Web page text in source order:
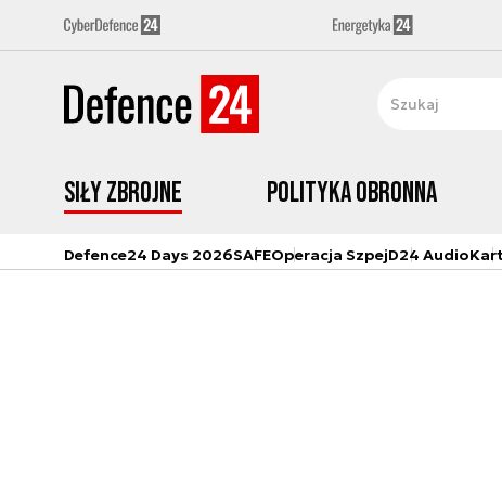
Siły zbrojne Polityka obronna
Defence24 Days 2026SAFEOperacja SzpejD24 Audio